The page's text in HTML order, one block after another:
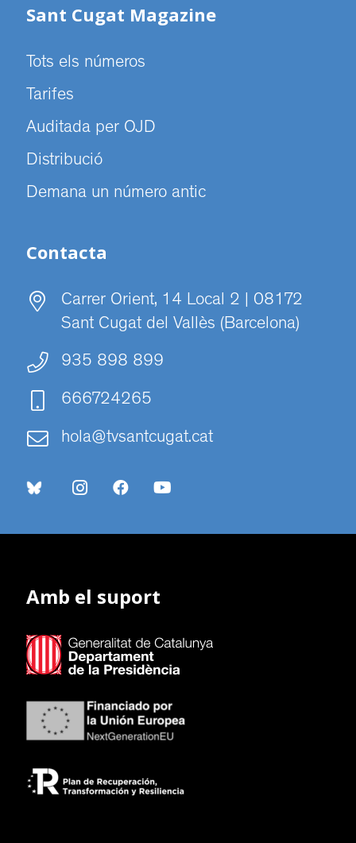
Sant Cugat Magazine
Tots els números
Tarifes
Auditada per OJD
Distribució
Demana un número antic
Contacta
Carrer Orient, 14 Local 2 | 08172
Sant Cugat del Vallès (Barcelona)
935 898 899
666724265
hola@tvsantcugat.cat
Amb el suport